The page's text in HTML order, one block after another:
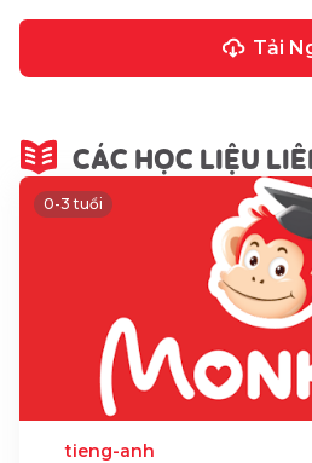
Tải
CÁC HỌC LIỆU
0-3 tuổi
tieng-anh